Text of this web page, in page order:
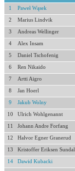
1 Paweł Wąsek
2 Marius Lindvik
3 Andreas Wellinger
4 Alex Insam
5 Daniel Tschofenig
6 Ren Nikaido
7 Artti Aigro
8 Jan Hoerl
9 Jakub Wolny
10 Ulrich Wohlgenannt
11 Johann Andre Forfang
12 Halvor Egner Granerud
13 Kristoffer Eriksen Sundal
14 Dawid Kubacki